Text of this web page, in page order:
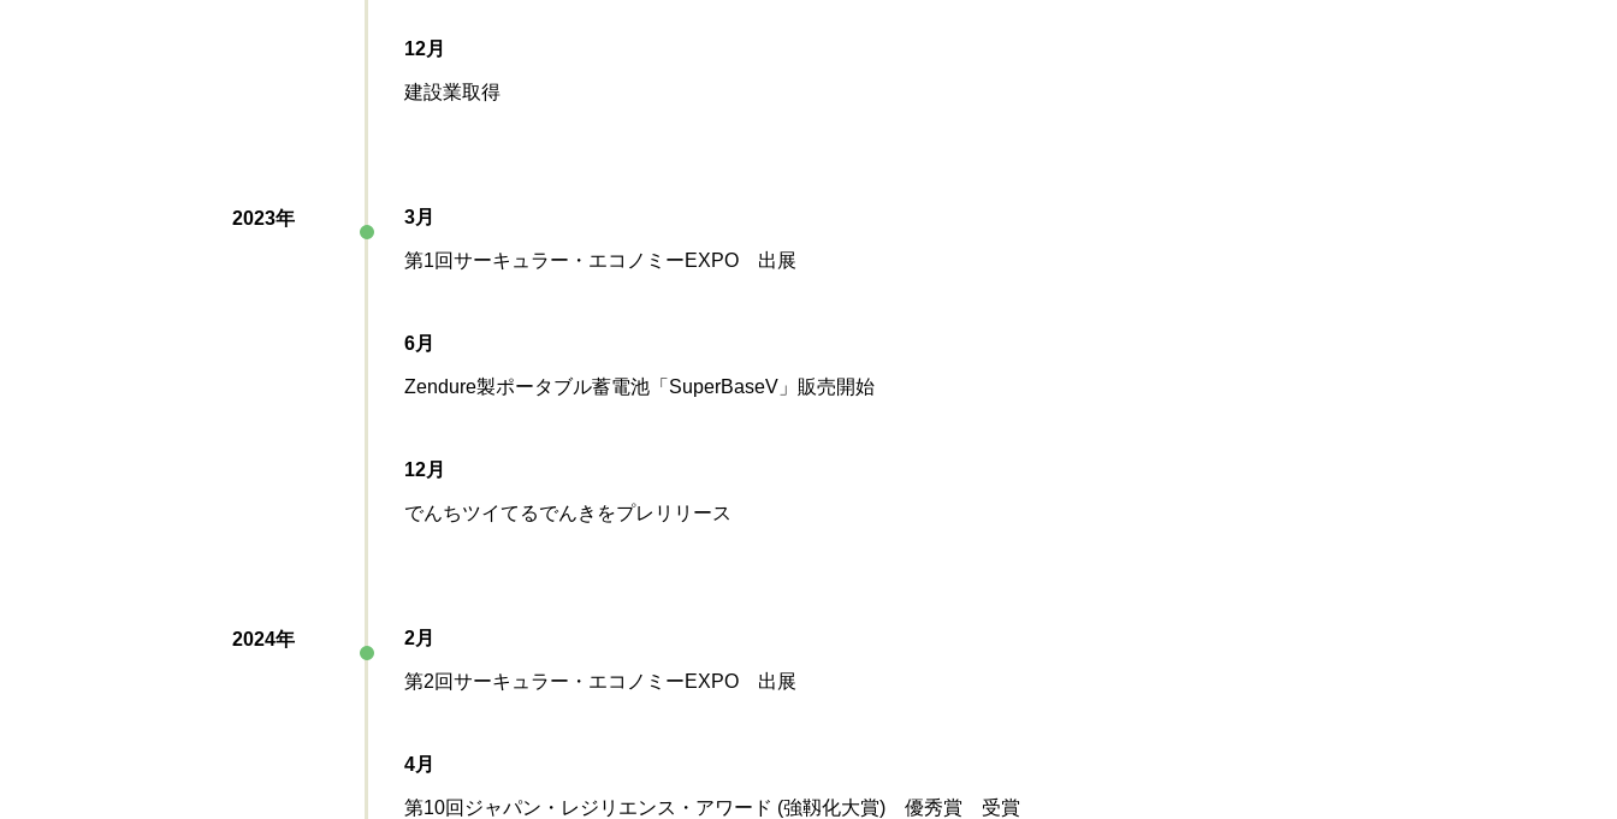
12月
建設業取得
2023年 3月
第1回サーキュラー・エコノミーEXPO 出展
6月
Zendure製ポータブル蓄電池「SuperBaseV」販売開始
12月
でんちツイてるでんきをプレリリース
2024年 2月
第2回サーキュラー・エコノミーEXPO 出展
4月
第10回ジャパン・レジリエンス・アワード (強靱化大賞) 優秀賞 受賞